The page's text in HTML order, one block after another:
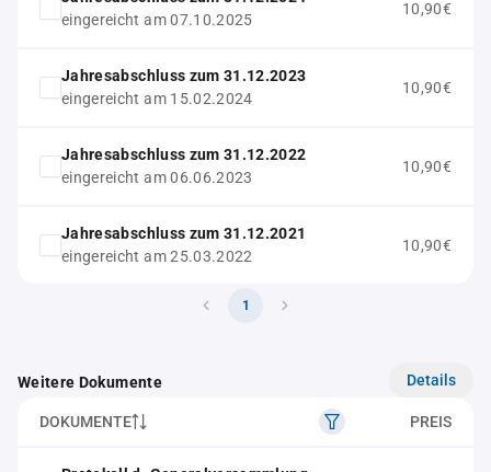
eingereicht am 07.10.2025
10,90€
Jahresabschluss zum 31.12.2023
eingereicht am 15.02.2024
10,90€
Jahresabschluss zum 31.12.2022
eingereicht am 06.06.2023
10,90€
Jahresabschluss zum 31.12.2021
eingereicht am 25.03.2022
10,90€
1
Weitere Dokumente Details
DOKUMENTE PREIS